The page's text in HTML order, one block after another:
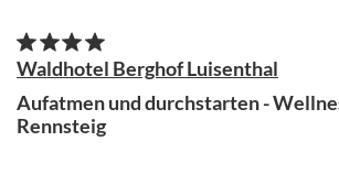
Waldhotel Berghof Luisenthal
Aufatmen und durchstarten -
Rennsteig